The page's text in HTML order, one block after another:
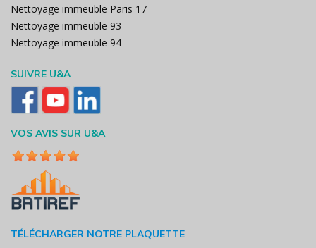
Nettoyage immeuble Paris 17
Nettoyage immeuble 93
Nettoyage immeuble 94
SUIVRE U&A
VOS AVIS SUR U&A
TÉLÉCHARGER NOTRE PLAQUETTE